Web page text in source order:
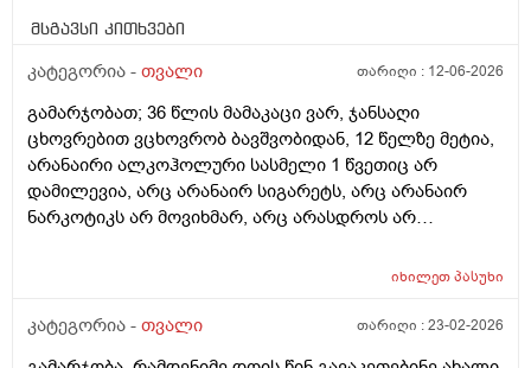
მსგავსი კითხვები
კატეგორია - თვალი თარიღი : 12-06-2026
გამარჯობათ; 36 წლის მამაკაცი ვარ, ჯანსაღი
ცხოვრებით ვცხოვრობ ბავშვობიდან, 12 წელზე მეტია,
არანაირი ალკოჰოლური სასმელი 1 წვეთიც არ
დამილევია, არც არანაირ სიგარეტს, არც არანაირ
ნარკოტიკს არ მოვიხმარ, არც არასდროს არ
სასმელებს, არც კოკა-კოლა-ლიმონათებს და ა.შ არ
ბევრ ქიშმიშსაც, დღეში საშუალოდ 2 ლიტრ წყალს
იხილეთპასუხი
კატეგორია - თვალი თარიღი :23-02-2026